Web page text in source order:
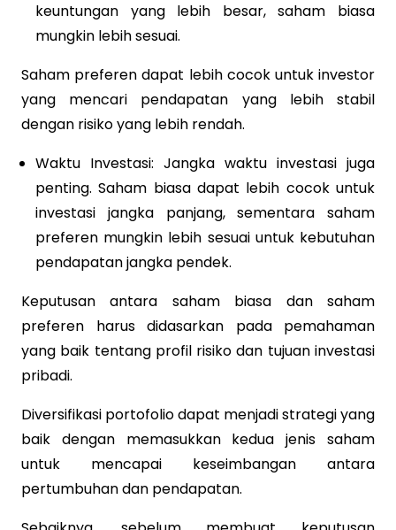
keuntungan yang lebih besar, saham biasa
mungkin lebih sesuai.
Saham preferen dapat lebih cocok untuk investor
yang mencari pendapatan yang lebih stabil
dengan risiko yang lebih rendah.
Waktu Investasi: Jangka waktu investasi juga
penting. Saham biasa dapat lebih cocok untuk
investasi jangka panjang, sementara saham
preferen mungkin lebih sesuai untuk kebutuhan
pendapatan jangka pendek.
Keputusan antara saham biasa dan saham
preferen harus didasarkan pada pemahaman
yang baik tentang profil risiko dan tujuan investasi
pribadi.
Diversifikasi portofolio dapat menjadi strategi yang
baik dengan memasukkan kedua jenis saham
untuk mencapai keseimbangan antara
pertumbuhan dan pendapatan.